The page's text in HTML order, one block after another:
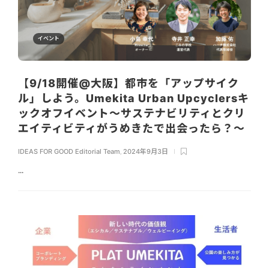
イベント
【9/18開催@大阪】都市を「アップサイク
ル」しよう。Umekita Urban Upcyclersキ
ックオフイベント〜サステナビリティとクリ
エイティビティがうめきたで出会ったら？〜
IDEAS FOR GOOD Editorial Team 2024年9月3日
...